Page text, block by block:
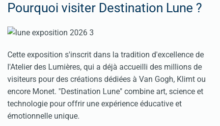
Pourquoi visiter Destination Lune ?
Cette exposition s'inscrit dans la tradition d'excellence de
l'Atelier des Lumières, qui a déjà accueilli des millions de
visiteurs pour des créations dédiées à Van Gogh, Klimt ou
encore Monet. "Destination Lune" combine art, science et
technologie pour offrir une expérience éducative et
émotionnelle unique.